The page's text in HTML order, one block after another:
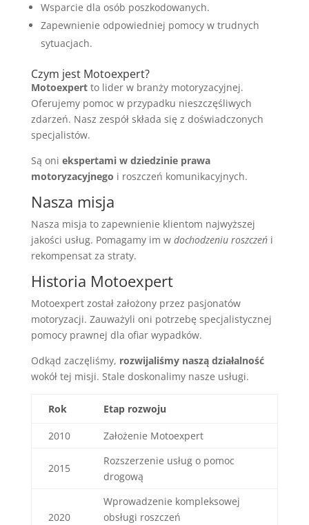
Wsparcie dla osób poszkodowanych.
Zapewnienie odpowiedniej pomocy w trudnych
sytuacjach.
Czym jest Motoexpert?
Motoexpertto lider w branży motoryzacyjnej.
Oferujemy pomoc w przypadku nieszczęśliwych
zdarzeń. Nasz zespół składa się z doświadczonych
specjalistów.
Są oni ekspertami w dziedzinie prawa
motoryzacyjnego i roszczeń komunikacyjnych.
Nasza misja
Nasza misja to zapewnienie klientom najwyższej
jakości usług. Pomagamy im w dochodzeniu roszczeńi
rekompensat za straty.
Historia Motoexpert
Motoexpert został założony przez pasjonatów
motoryzacji. Zauważyli oni potrzebę specjalistycznej
pomocy prawnej dla ofiar wypadków.
Odkąd zaczęliśmy, rozwijaliśmy naszą działalność
wokół tej misji. Stale doskonalimy nasze usługi.
Rok Etap rozwoju
2010 Założenie Motoexpert
2015
Rozszerzenie usług o pomoc
drogową
2020
Wprowadzenie kompleksowej
obsługi roszczeń